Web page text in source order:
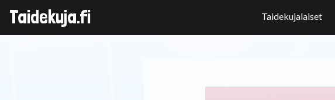
content
Taidekuja.fi Taidekujalaiset